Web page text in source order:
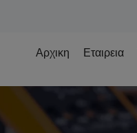
Αρχικη Εταιρεια